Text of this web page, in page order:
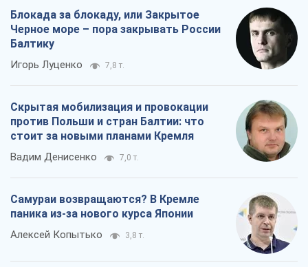
Блокада за блокаду, или Закрытое
Черное море – пора закрывать России
Балтику
Игорь Луценко 7,8 т.
Скрытая мобилизация и провокации
против Польши и стран Балтии: что
стоит за новыми планами Кремля
Вадим Денисенко 7,0 т.
Самураи возвращаются? В Кремле
паника из-за нового курса Японии
Алексей Копытько 3,8 т.